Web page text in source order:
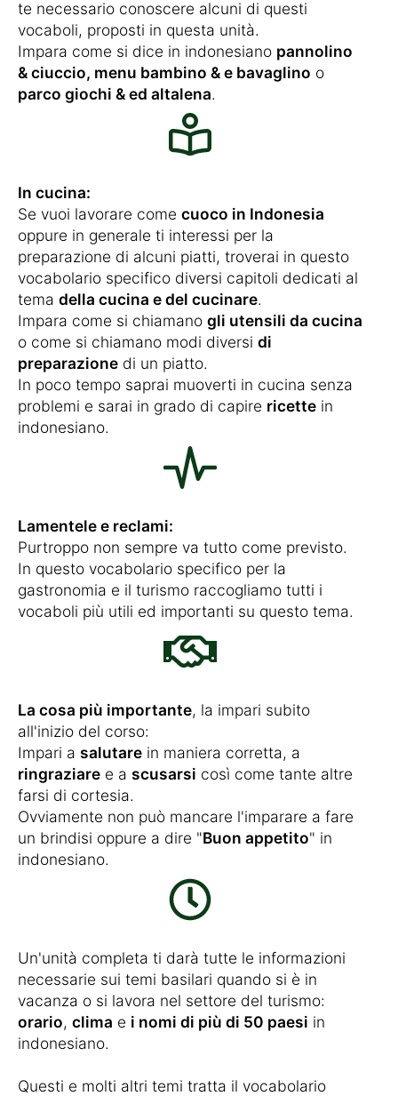
te necessario conoscere alcuni di questi
vocaboli, proposti in questa unità.
Impara come si dice in indonesiano pannolino
& ciuccio, menu bambino & e bavaglino o
parco giochi & ed altalena.
In cucina:
Se vuoi lavorare come cuoco in Indonesia
oppure in generale ti interessi per la
preparazione di alcuni piatti, troverai in questo
vocabolario specifico diversi capitoli dedicati al
tema della cucina e del cucinare.
Impara come si chiamano gli utensili da cucina
o come si chiamano modi diversi di
preparazione di un piatto.
In poco tempo saprai muoverti in cucina senza
problemi e sarai in grado di capire ricette in
indonesiano.
Lamentele e reclami:
Purtroppo non sempre va tutto come previsto.
In questo vocabolario specifico per la
gastronomia e il turismo raccogliamo tutti i
vocaboli più utili ed importanti su questo tema.
La cosa più importante, la impari subito
all'inizio del corso:
Impari a salutare in maniera corretta, a
ringraziare e a scusarsi così come tante altre
farsi di cortesia.
Ovviamente non può mancare l'imparare a fare
un brindisi oppure a dire "Buon appetito" in
indonesiano.
Un'unità completa ti darà tutte le informazioni
necessarie sui temi basilari quando si è in
vacanza o si lavora nel settore del turismo:
orario, clima e i nomi di più di 50 paesi in
indonesiano.
Questi e molti altri temi tratta il vocabolario